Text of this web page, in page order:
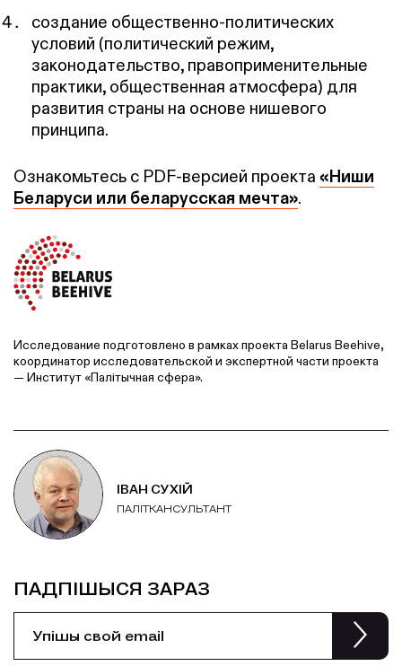
создание общественно-политических
условий (политический режим,
законодательство, правоприменительные
практики, общественная атмосфера) для
развития страны на основе нишевого
принципа.
Ознакомьтесь с PDF-версией проекта «Ниши
Беларуси или беларусская мечта».
Исследование подготовлено в рамках проекта Belarus Beehive,
координатор исследовательской и экспертной части проекта
— Институт «Палітычная сфера».
ІВАН СУХІЙ
ПАЛІТКАНСУЛЬТАНТ
ПАДПІШЫСЯ ЗАРАЗ